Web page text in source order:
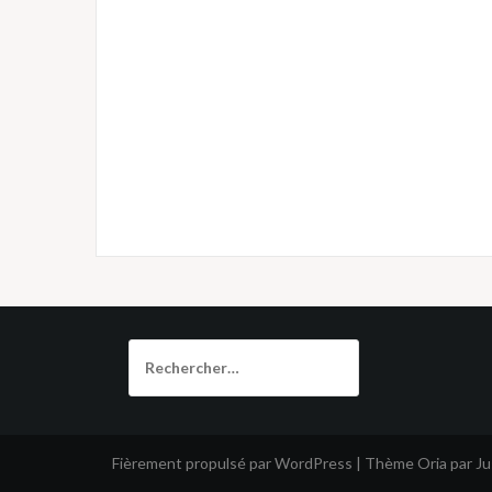
Fièrement propulsé par WordPress | Thème Oria par